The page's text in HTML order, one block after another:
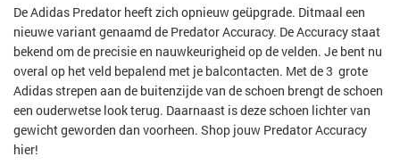
De Adidas Predator heeft zich opnieuw geüpgrade. Ditmaal een
nieuwe variant genaamd de Predator Accuracy. De Accuracy staat
bekend om de precisie en nauwkeurigheid op de velden. Je bent nu
overal op het veld bepalend met je balcontacten. Met de 3 grote
Adidas strepen aan de buitenzijde van de schoen brengt de schoen
een ouderwetse look terug. Daarnaast is deze schoen lichter van
gewicht geworden dan voorheen. Shop jouw Predator Accuracy
hier!